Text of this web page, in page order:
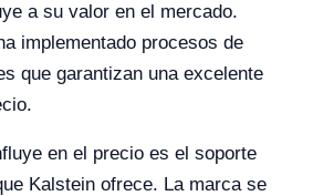
a su valor en el mercado.
implementado procesos de
que garantizan una excelente
en el precio es el soporte
Kalstein ofrece. La marca se